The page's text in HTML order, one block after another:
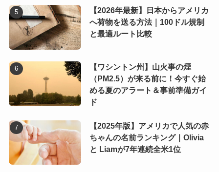
【2026年最新】日本からアメリカ
へ荷物を送る方法｜100ドル規制
と最適ルート比較
【ワシントン州】山火事の煙
（PM2.5）が来る前に！今すぐ始
める夏のアラート＆事前準備ガイ
ド
【2025年版】アメリカで人気の赤
ちゃんの名前ランキング｜Olivia
と Liamが7年連続全米1位